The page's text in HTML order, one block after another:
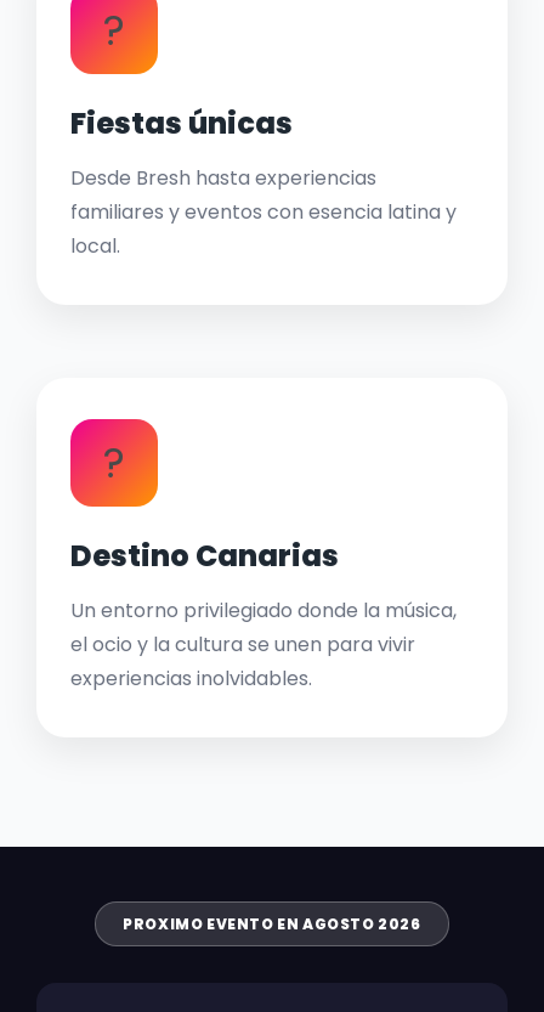
?
Fiestas únicas
Desde Bresh hasta experiencias
familiares y eventos con esencia latina y
local.
?
Destino Canarias
Un entorno privilegiado donde la música,
el ocio y la cultura se unen para vivir
experiencias inolvidables.
PROXIMO EVENTO EN AGOSTO 2026